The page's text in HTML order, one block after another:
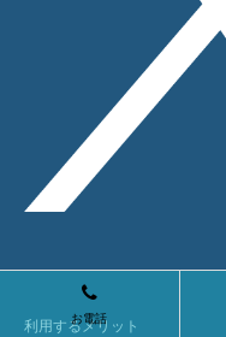
利用するメリット
お電話